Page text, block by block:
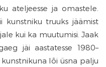
ateljeesse ja omastele.
kunstniku truuks jäämist
kui ka muutumisi. Jaak
jäi aastatesse 1980–
lõi üsna palju